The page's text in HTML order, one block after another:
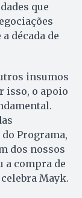
que
década de
insumos
isso, o apoio
Programa,
dos nossos
a compra de
Mayk.